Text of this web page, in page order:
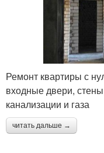
Ремонт квартиры с
входные двери,
канализации и газа
читать дальше →